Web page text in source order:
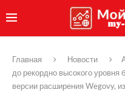
Главная Новости
до рекордно высокого уровня
версии расширения Wegovy,